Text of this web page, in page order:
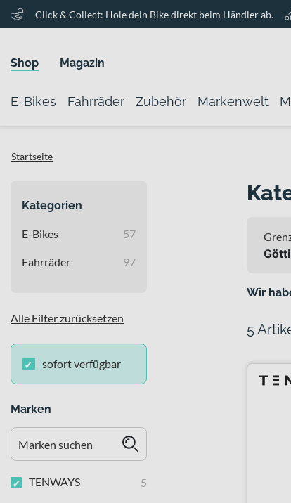
Click & Collect: Hole dein Bike direkt beim Händler ab.
Shop Magazin
E-Bikes Fahrräder Zubehör Markenwelt
Startseite
Kategorien
E-Bikes 57
Fahrräder 97
Alle Filter zurücksetzen
sofort verfügbar
Marken
TENWAYS 5
Wir
5